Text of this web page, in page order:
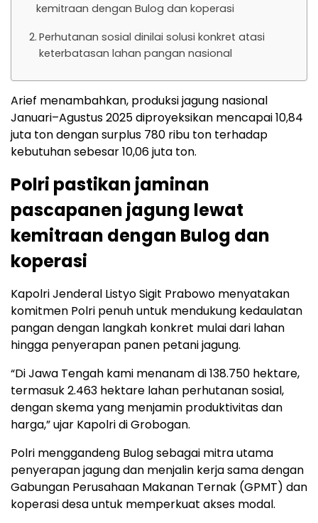
kemitraan dengan Bulog dan koperasi
Perhutanan sosial dinilai solusi konkret atasi
keterbatasan lahan pangan nasional
Arief menambahkan, produksi jagung nasional
Januari–Agustus 2025 diproyeksikan mencapai 10,84
juta ton dengan surplus 780 ribu ton terhadap
kebutuhan sebesar 10,06 juta ton.
Polri pastikan jaminan
pascapanen jagung lewat
kemitraan dengan Bulog dan
koperasi
Kapolri Jenderal Listyo Sigit Prabowo menyatakan
komitmen Polri penuh untuk mendukung kedaulatan
pangan dengan langkah konkret mulai dari lahan
hingga penyerapan panen petani jagung.
“Di Jawa Tengah kami menanam di 138.750 hektare,
termasuk 2.463 hektare lahan perhutanan sosial,
dengan skema yang menjamin produktivitas dan
harga,” ujar Kapolri di Grobogan.
Polri menggandeng Bulog sebagai mitra utama
penyerapan jagung dan menjalin kerja sama dengan
Gabungan Perusahaan Makanan Ternak (GPMT) dan
koperasi desa untuk memperkuat akses modal.